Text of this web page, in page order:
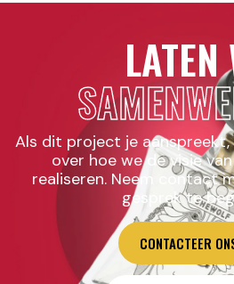
LATEN
Als dit project je
over hoe we de visie
realiseren. Neem contact
gesprek te
CONTACTEER